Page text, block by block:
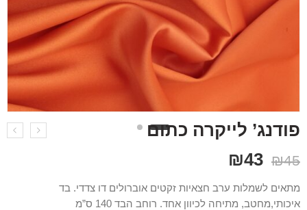
פודנג’ לייקרה כתום
₪45
₪43
מתאים לשמלות ערב חצאיות זקטים אוברולים דו צדדי. בד
איכותי,מחטב, מתיחה לכיוון אחד. רוחב הבד 140 ס”מ